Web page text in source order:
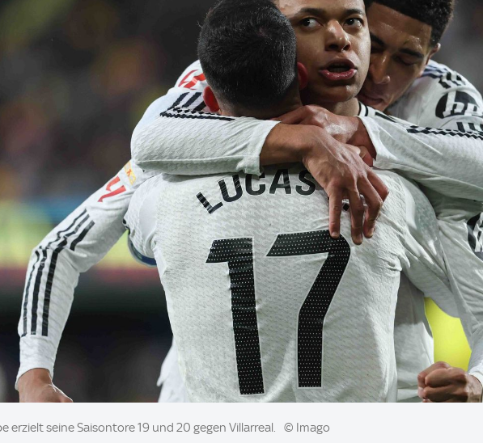
erzielt seine Saisontore 19 und 20 gegen Villarreal. © Imago